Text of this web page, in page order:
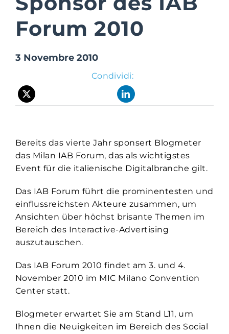
Suite Login
Forum 2010
3 Novembre 2010
Condividi:
Bereits das vierte Jahr sponsert Blogmeter
das Milan IAB Forum, das als wichtigstes
Event für die italienische Digitalbranche gilt.
Das IAB Forum führt die prominentesten und
einflussreichsten Akteure zusammen, um
Ansichten über höchst brisante Themen im
Bereich des Interactive-Advertising
auszutauschen.
Das IAB Forum 2010 findet am 3. und 4.
November 2010 im MIC Milano Convention
Center statt.
Blogmeter erwartet Sie am Stand L11, um
Ihnen die Neuigkeiten im Bereich des Social